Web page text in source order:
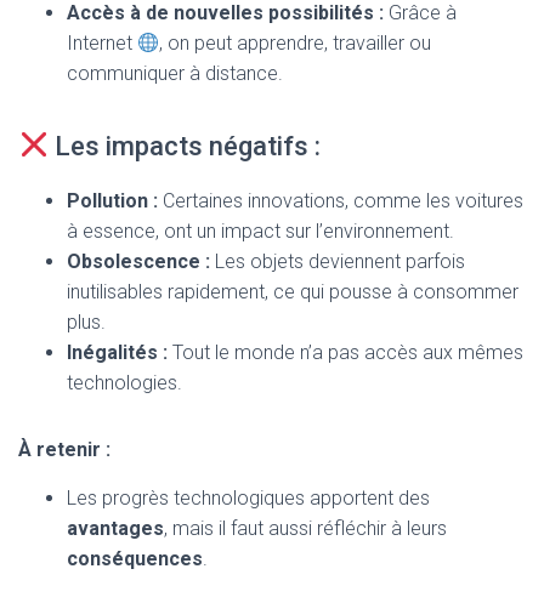
Accès à de nouvelles possibilités : Grâce à
Internet
, on peut apprendre, travailler ou
communiquer à distance.
Les impacts négatifs :
Pollution : Certaines innovations, comme les voitures
à essence, ont un impact sur l’environnement.
Obsolescence : Les objets deviennent parfois
inutilisables rapidement, ce qui pousse à consommer
plus.
Inégalités : Tout le monde n’a pas accès aux mêmes
technologies.
À retenir :
Les progrès technologiques apportent des
avantages, mais il faut aussi réfléchir à leurs
conséquences.